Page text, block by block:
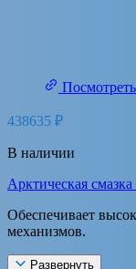
438635 ₽
В наличии
Арктическая
Обеспечивает
механизмов.
Развернуть